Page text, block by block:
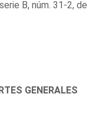
B, núm. 31-2, de
GENERALES